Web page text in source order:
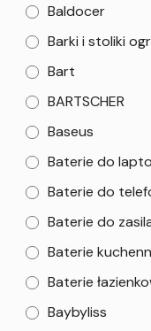
Baldocer
Barki i stoliki
Bart
BARTSCHER
Baseus
Baterie do
Baterie do
Baterie do
Baterie
Baterie
Baybyliss